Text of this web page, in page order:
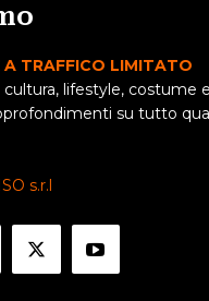
A TRAFFICO LIMITATO
cultura, lifestyle, costume
su tutto
ISO s.r.l